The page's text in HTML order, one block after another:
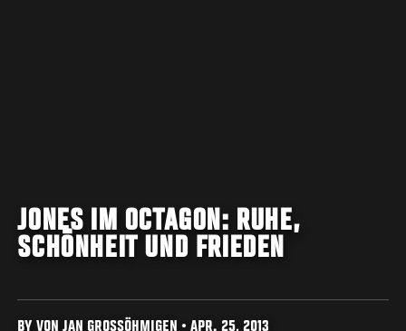
JONES IM OCTAGON: RUHE,
SCHÖNHEIT UND FRIEDEN
BY VON JAN GROSSÖHMIGEN • APR. 25, 2013